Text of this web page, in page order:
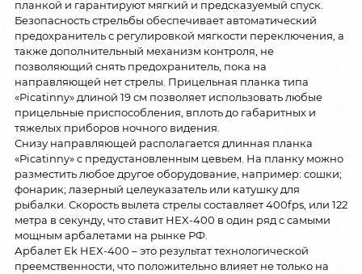
планкой и гарантируют мягкий и предсказуемый спуск.
Безопасность стрельбы обеспечивает автоматический
предохранитель с регулировкой мягкости переключения, а
также дополнительный механизм контроля, не
позволяющий снять предохранитель, пока на
направляющей нет стрелы. Прицельная планка типа
«Picatinny» длиной 19 см позволяет использовать любые
прицельные приспособления, вплоть до габаритных и
тяжелых приборов ночного видения.
Снизу направляющей располагается длинная планка
«Picatinny» с предустановленным цевьем. На планку можно
разместить любое другое оборудование, например: сошки;
фонарик; лазерный целеуказатель или катушку для
рыбалки. Скорость вылета стрелы составляет 400fps, или 122
метра в секунду, что ставит HEX-400 в один ряд с самыми
мощным арбалетами на рынке РФ.
Арбалет Ek HEX-400 – это результат технологической
преемственности, что положительно влияет не только на